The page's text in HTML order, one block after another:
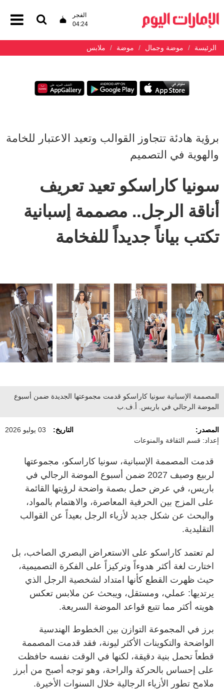
الفجر
04:24
الرئيسة موضة وجمال موضة ملابس
برؤية هادئة تتجاوز القوالب وتعيد الاعتبار للخامة
والهوية في التصميم
سونيا كاراسكو تعيد تعريف
أناقة الرجل.. مصممة إسبانية
تكتب بياناً جديداً للفخامة
المصممة الإسبانية سونيا كاراسكو قدمت مجموعتها الجديدة ضمن أسبوع
الموضة الرجالي في باريس. أ.ف.ب
المصدر:
إعداد: قسم الثقافة والمنوعات
التاريخ: 03 يوليو 2026
قدمت المصممة الإسبانية، سونيا كاراسكو، مجموعتها
لربيع وصيف 2027 ضمن أسبوع الموضة الرجالي في
باريس، في عرض حمل بصمة واضحة لرؤيتها القائمة
على المزج بين الحرفية المعاصرة، والاهتمام بالمواد،
والبحث عن شكل جديد لأزياء الرجل بعيداً عن القوالب
التقليدية.
لم تعتمد كاراسكو على الاستعراض البصري الصاخب، بل
اختارت لغة أكثر هدوءاً وتركيزاً على الفكرة التصميمية،
حيث ظهرت القطع كأنها امتداد لشخصية الرجل الذي
يرتديها: عملي، ومستقل، ويبحث عن ملابس تعكس
هويته أكثر مما تتبع قواعد الموضة السريعة.
برز في المجموعة التوازن بين الخطوط الهندسية
الواضحة والتكوينات الأكثر ليونة، فقد قدمت المصممة
قطعاً تحمل بنية دقيقة، لكنها في الوقت نفسه حافظت
على إحساس بالحركة والراحة، وهو توجه أصبح من أبرز
ملامح تطور الأزياء الرجالية خلال السنوات الأخيرة.